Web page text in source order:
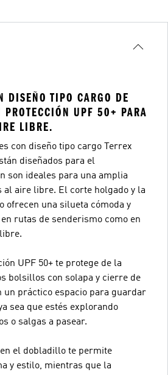
DISEÑO TIPO CARGO DE
UPF 50+ PARA
LIBRE.
con diseño tipo cargo Terrex
diseñados para el
son ideales para una amplia
al aire libre. El corte holgado y la
ofrecen una silueta cómoda y
rutas de senderismo como en
UPF 50+ te protege de la
bolsillos con solapa y cierre de
un práctico espacio para guardar
sea que estés explorando
o salgas a pasear.
el dobladillo te permite
y estilo, mientras que la